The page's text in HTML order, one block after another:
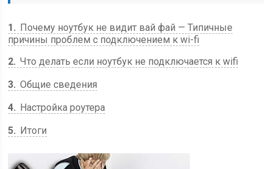
1
Почему ноутбук не видит вай фай — Типичные
причины проблем с подключением к wi-fi
2 Что делать если ноутбук не подключается к wifi
3 Общие сведения
4
Настройка роутера
5
Итоги